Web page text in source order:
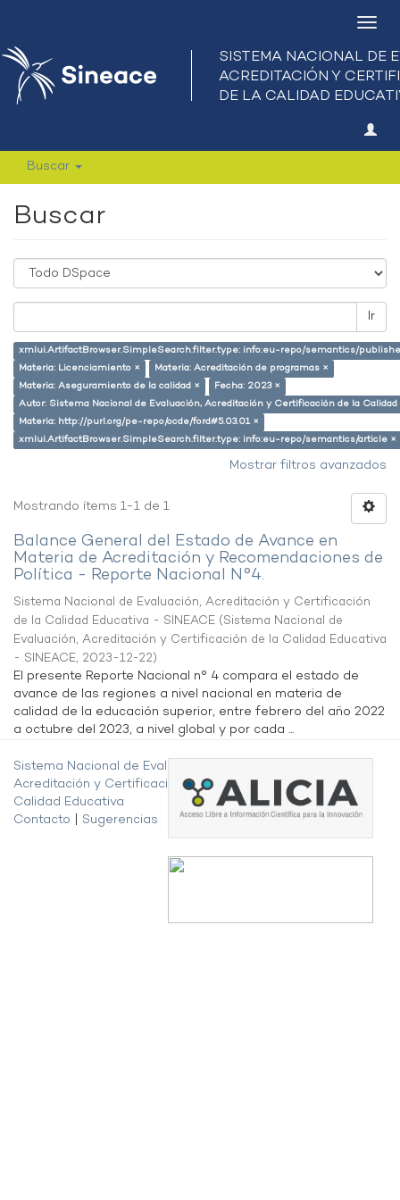
Buscar
Buscar
Ir
xmlui.ArtifactBrowser.SimpleSearch.filter.type: info:eu-repo/semantics/
Materia: Licenciamiento ×
Materia: Acreditación de programas ×
Materia: Aseguramiento de la calidad ×
Fecha: 2023 ×
Autor: Sistema Nacional de Evaluación, Acreditación y Certificación de la
Materia: http://purl.org/pe-repo/ocde/ford#5.03.01 ×
xmlui.ArtifactBrowser.SimpleSearch.filter.type: info:eu-repo/semantics/article ×
Mostrar filtros avanzados
Mostrando ítems 1-1 de 1
Balance General del Estado de Avance en
Materia de Acreditación y Recomendaciones de
Política - Reporte Nacional N°4.
Sistema Nacional de Evaluación, Acreditación y Certificación
de la Calidad Educativa - SINEACE (Sistema Nacional de
Evaluación, Acreditación y Certificación de la Calidad Educativa
- SINEACE, 2023-12-22)
El presente Reporte Nacional n° 4 compara el estado de
avance de las regiones a nivel nacional en materia de
calidad de la educación superior, entre febrero del año 2022
a octubre del 2023, a nivel global y por cada ...
Sistema Nacional de Evaluación,
Acreditación y Certificación de la
Calidad Educativa
Contacto
Sugerencias